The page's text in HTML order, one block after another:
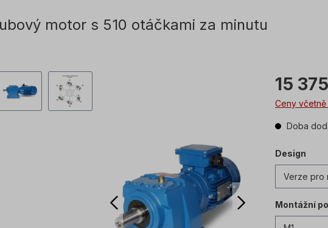
motor s 510 otáčkami za minutu
15
Ceny včetně
Doba
Design
Montážní